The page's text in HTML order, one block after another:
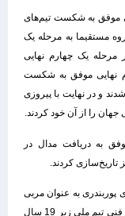
مقدماتی موفق به شکست تیم‌های
مستقیما به مرحله یک
یک چهارم نهایی
نهایی موفق به شکست
و در نهایت با پیروزی
به دریافت مدال در
کردند.
به عنوان مربی
و آنالیزور و سیدپوریا نعیمی به عنوان سرپرست، کادر فنی تیم ملی زیر 19 سال